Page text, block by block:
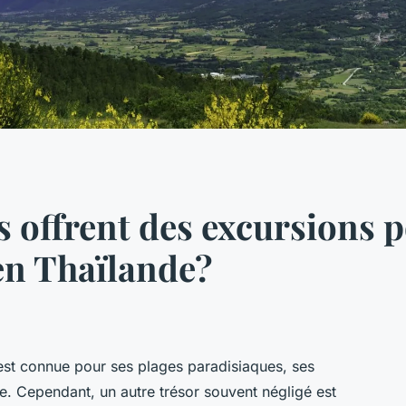
offrent des excursions
Thaïlande?
connue pour ses plages paradisiaques, ses
Cependant, un autre trésor souvent négligé est